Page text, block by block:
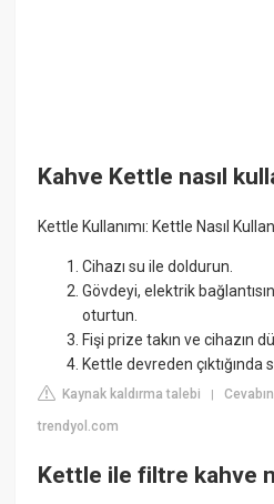
Kahve Kettle nasıl
Kettle Kullanımı: Kettle Nasıl
Cihazı su ile doldurun.
Gövdeyi, elektrik
oturtun.
Fişi prize takın ve cihazın
Kettle devreden çıktığında
Kaynak kaldırma talebi |
trendyol.com
Kettle ile filtre kahve